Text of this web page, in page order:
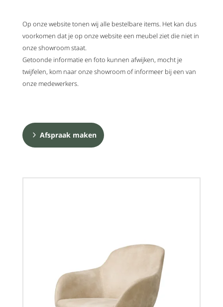
Op onze website tonen wij alle bestelbare items. Het kan dus
voorkomen dat je op onze website een meubel ziet die niet in
onze showroom staat.
Getoonde informatie en foto kunnen afwijken, mocht je
twijfelen, kom naar onze showroom of informeer bij een van
onze medewerkers.
Afspraak maken